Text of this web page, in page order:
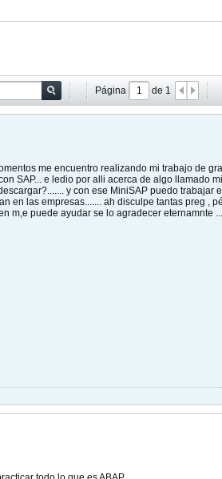
Página de 1
me encuentro realizando mi trabajo de
SAP... e ledio por alli acerca de algo llamado
y con ese MiniSAP puedo trabajar
en las empresas....... ah disculpe tantas preg ,
m,e puede ayudar se lo agradecer eternamnte